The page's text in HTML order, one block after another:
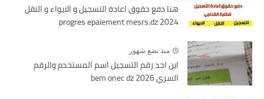
هنا دفع حقوق اعادة التسجيل و الايواء و النقل
2024 progres epaiement mesrs.dz
منذ بضع شهور
اين اجد رقم التسجيل اسم المستخدم والرقم
السري bem onec dz 2026